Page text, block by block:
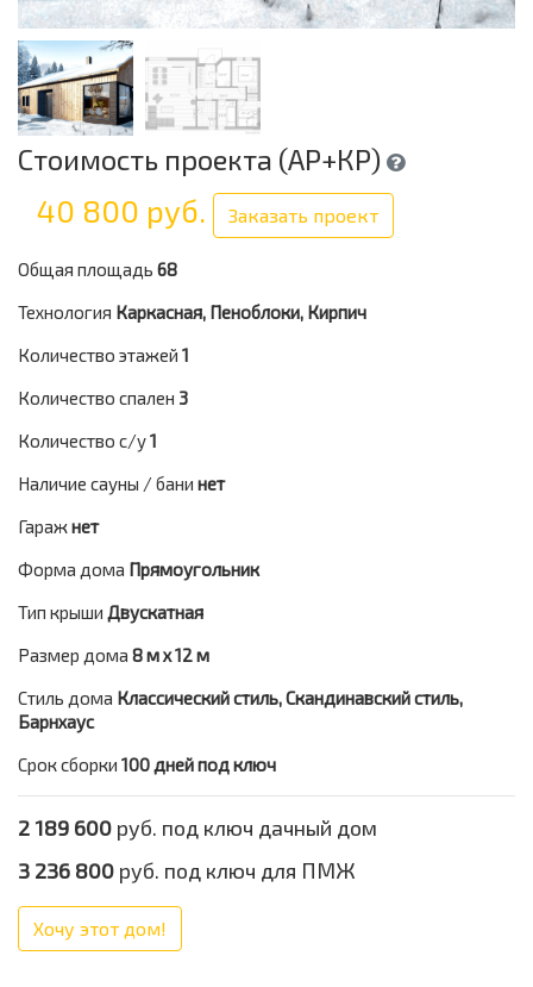
Стоимость проекта (АР+КР)
40 800 руб. Заказать проект
Общая площадь 68
Технология Каркасная, Пеноблоки, Кирпич
Количество этажей 1
Количество спален 3
Количество с/у1
Наличие сауны / бани нет
Гаражнет
Форма дома Прямоугольник
Тип крыши Двускатная
Размер дома 8 м х 12 м
Стиль дома Классический стиль, Скандинавский стиль,
Барнхаус
Срок сборки 100 дней под ключ
2 189 600 руб. под ключ дачный дом
3 236 800 руб. под ключ для ПМЖ
Хочу этот дом!